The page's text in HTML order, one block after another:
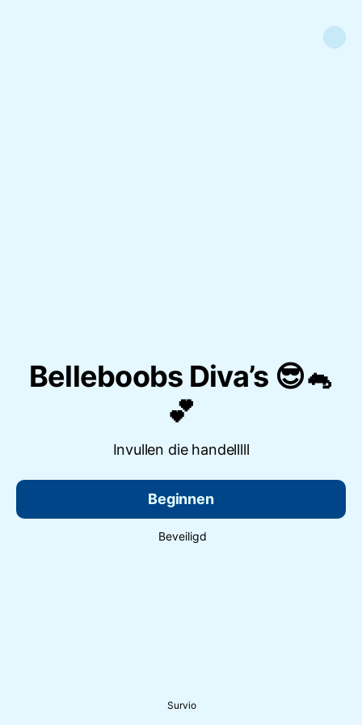
Belleboobs Diva’s 😎🐁
💕
Invullen die handelllll
Beginnen
Beveiligd
Survio